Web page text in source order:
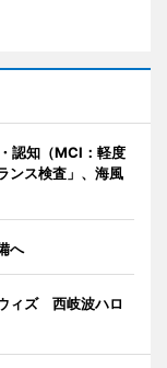
認知（MCI：軽度
ンス検査」、海風
へ
ィズ 西岐波ハロ